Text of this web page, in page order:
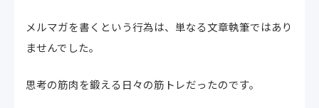
メルマガを書くという行為は、単なる文章執筆ではあり
ませんでした。
思考の筋肉を鍛える日々の筋トレだったのです。